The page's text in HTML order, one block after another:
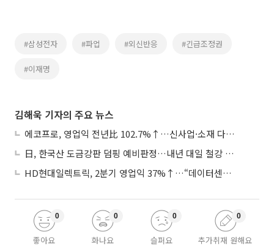
#삼성전자 #파업 #외신반응 #긴급조정권
#이재명
김해욱 기자의 주요 뉴스
에코프로, 영업익 전년比 102.7%↑…신사업·소재 다각화 박차
日, 한국산 도금강판 덤핑 예비판정…내년 대일 철강 수출 ‘빨간불’
HD현대일렉트릭, 2분기 영업익 37%↑…“데이터센터 사업, 새로운 성장 축”
좋아요
0
화나요
0
슬퍼요
0
추가취재 원해요
0